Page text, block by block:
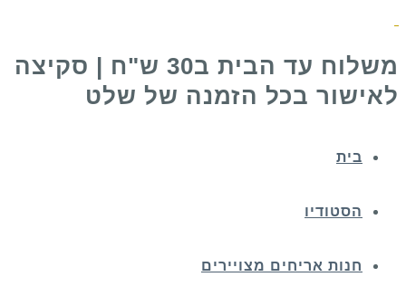
משלוח עד הבית ב30 ש"ח | סקיצה
לאישור בכל הזמנה של שלט
בית
הסטודיו
חנות אריחים מצויירים